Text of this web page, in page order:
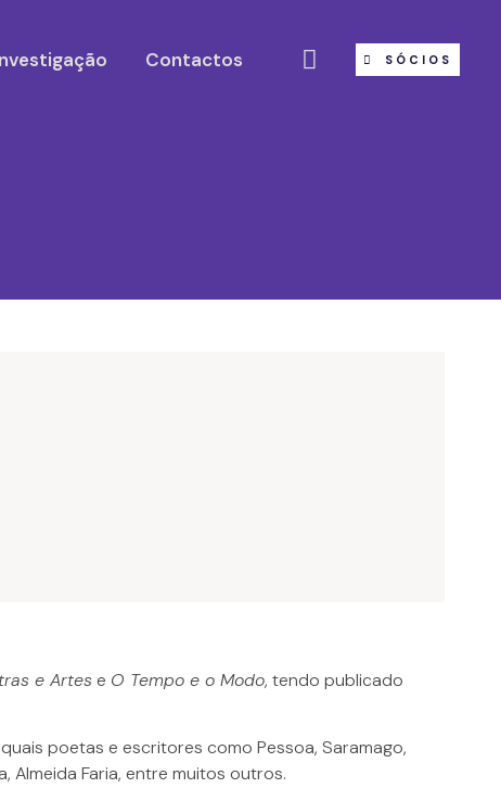
Contactos SÓCIOS
e Artes e O Tempo e o Modo, tendo publicado
poetas e escritores como Pessoa, Saramago,
Almeida Faria, entre muitos outros.